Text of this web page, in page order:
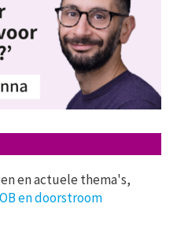
en actuele thema's,
en doorstroom